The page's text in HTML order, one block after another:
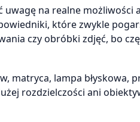
na realne możliwości
które zwykle
czy obróbki zdjęć, bo
matryca, lampa błyskowa,
rozdzielczości ani